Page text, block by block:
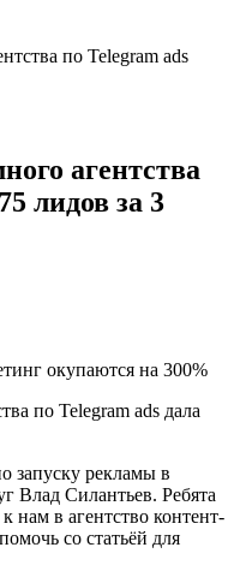
по Telegram ads
агентства
лидов за 3
окупаются на 300%
запуску рекламы в
Влад Силантьев. Ребята
нам в агентство контент-
со статьёй для